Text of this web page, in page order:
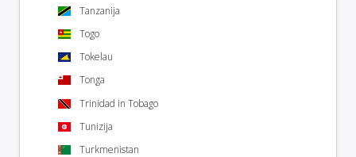
Tanzanija
Togo
Tokelau
Tonga
Trinidad in Tobago
Tunizija
Turkmenistan